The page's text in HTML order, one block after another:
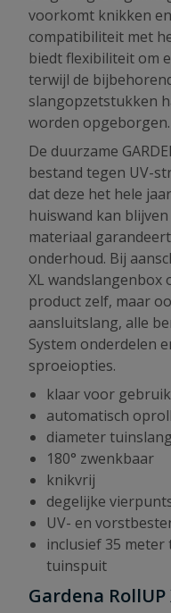
voorkomt knikken
compatibiliteit met
biedt flexibiliteit om
terwijl de
slangopzetstukken
worden opgeborgen.
De duurzame
bestand tegen UV-
dat deze het hele
huiswand kan
materiaal
onderhoud. Bij
XL
product zelf, maar
aansluitslang, alle
System onderdelen
sproeiopties.
klaar voor gebruik
automatisch
diameter
180° zwenkbaar
knikvrij
degelijke
UV- en
inclusief 35
tuinspuit
Gardena